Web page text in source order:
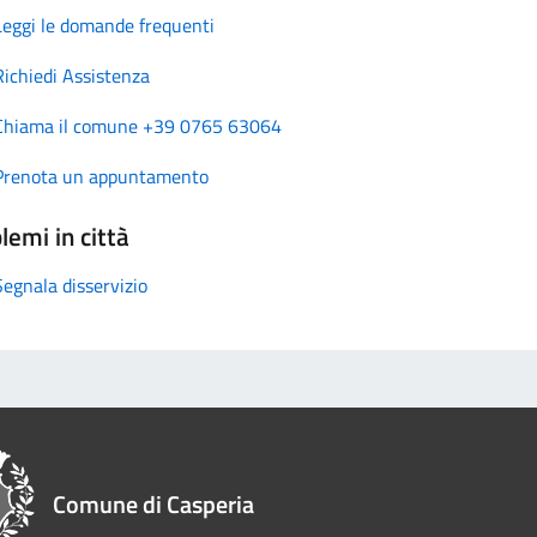
le domande frequenti
Assistenza
il comune +39 0765 63064
un appuntamento
in città
disservizio
Comune di Casperia